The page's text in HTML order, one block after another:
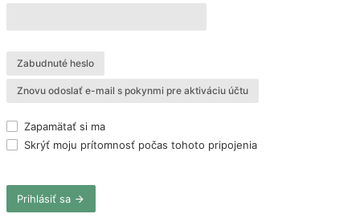
Zabudnuté heslo
Znovu odoslať e-mail s pokynmi pre aktiváciu účtu
Zapamätať si ma
Skrýť moju prítomnosť počas tohoto pripojenia
Prihlásiť sa